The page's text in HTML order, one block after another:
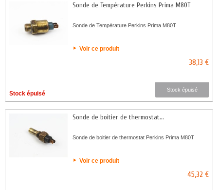
Sonde de Température Perkins Prima M80T
Sonde de Température Perkins Prima M80T
Voir ce produit
38,13 €
Stock épuisé
Stock épuisé
Sonde de boitier de thermostat...
Sonde de boitier de thermostat Perkins Prima M80T
Voir ce produit
45,32 €